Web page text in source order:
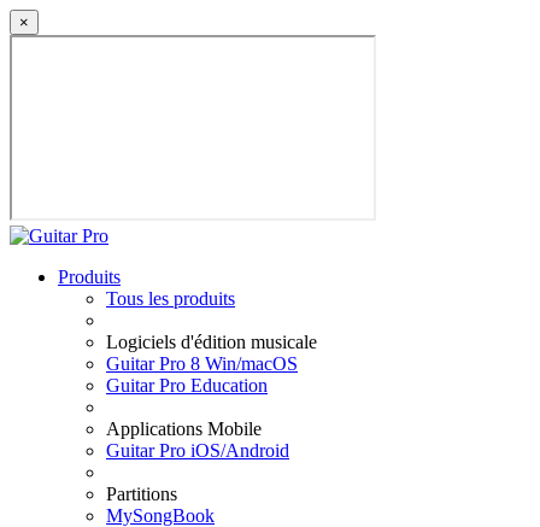
×
Produits
Tous les produits
Logiciels d'édition musicale
Guitar Pro 8 Win/macOS
Guitar Pro Education
Applications Mobile
Guitar Pro iOS/Android
Partitions
MySongBook